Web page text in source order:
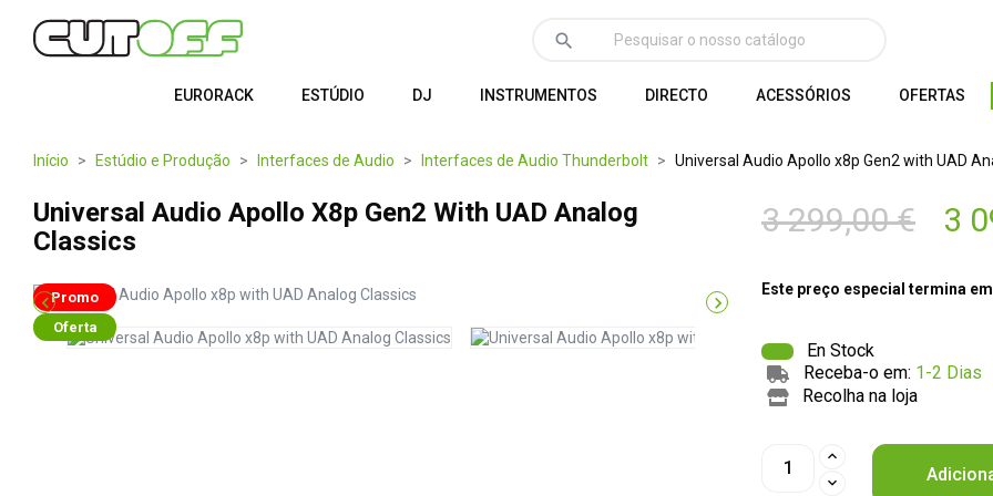
search
EURORACK ESTÚDIO DJ INSTRUMENTOS DIRECTO ACESSÓRIOS OFERTAS
Início Estúdio e Produção Interfaces de Audio Interfaces de Audio Thunderbolt Universal Audio Apollo x8p Gen2 with UAD
Universal Audio Apollo X8p Gen2 With UAD Analog
Classics
Promo
Oferta
 
3 299,00 € 3
Este preço especial termina
En Stock
Receba-o em: 1-2 Dias
Recolha na loja